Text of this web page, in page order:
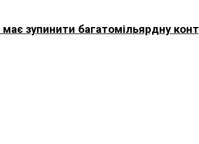
зупинити багатомільярдну